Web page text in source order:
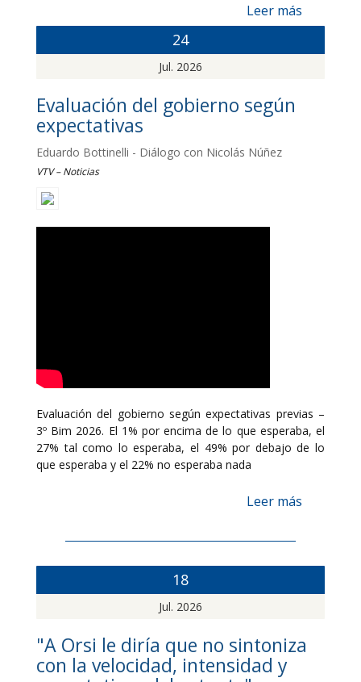
Leer más
24
Jul. 2026
Evaluación del gobierno según
expectativas
Eduardo Bottinelli - Diálogo con Nicolás Núñez
VTV – Noticias
Evaluación del gobierno según expectativas previas –
3º Bim 2026. El 1% por encima de lo que esperaba, el
27% tal como lo esperaba, el 49% por debajo de lo
que esperaba y el 22% no esperaba nada
Leer más
18
Jul. 2026
"A Orsi le diría que no sintoniza
con la velocidad, intensidad y